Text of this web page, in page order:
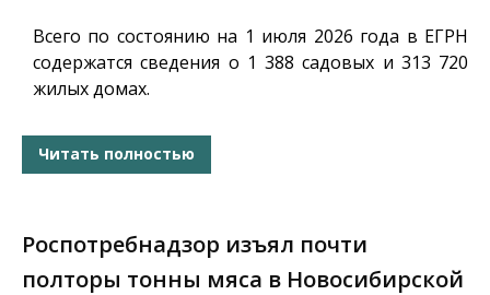
Всего по состоянию на 1 июля 2026 года в ЕГРН
содержатся сведения о 1 388 садовых и 313 720
жилых домах.
Читать полностью
Роспотребнадзор изъял почти
полторы тонны мяса в Новосибирской